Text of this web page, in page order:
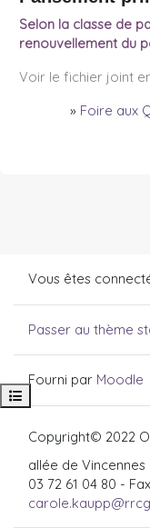
Ouvrir l’index du cours
Selon la classe de
renouvellement du
Voir le fichier joint
» Foire aux
Vous êtes
Passer au thème
Fourni par Moodle
Copyright© 2022
allée de
03 72 61 04 80 -